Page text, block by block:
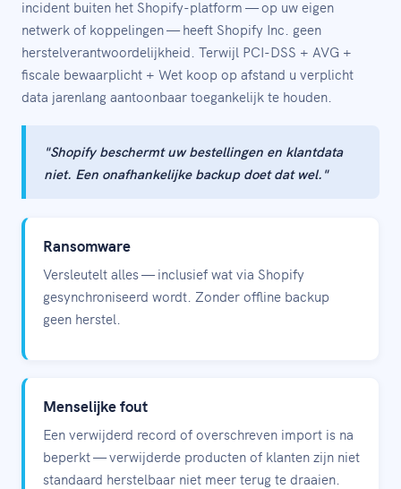
incident buiten het Shopify-platform — op uw eigen
netwerk of koppelingen — heeft Shopify Inc. geen
herstelverantwoordelijkheid. Terwijl PCI-DSS + AVG +
fiscale bewaarplicht + Wet koop op afstand u verplicht
data jarenlang aantoonbaar toegankelijk te houden.
"Shopify beschermt uw bestellingen en klantdata
niet. Een onafhankelijke backup doet dat wel."
Ransomware
Versleutelt alles — inclusief wat via Shopify
gesynchroniseerd wordt. Zonder offline backup
geen herstel.
Menselijke fout
Een verwijderd record of overschreven import is na
beperkt — verwijderde producten of klanten zijn niet
standaard herstelbaar niet meer terug te draaien.